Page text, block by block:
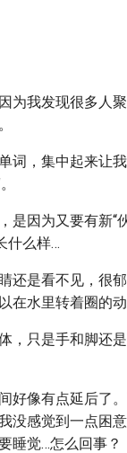
为我发现很多人
词，集中起来让
是因为又要有新“
什么样…
还是看不见，很
在水里转着圈的动
，只是手和脚还
好像有点延后了
没感觉到一点困
睡觉…怎么回事？